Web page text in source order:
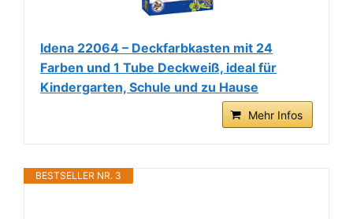
Idena 22064 – Deckfarbkasten mit 24
Farben und 1 Tube Deckweiß, ideal für
Kindergarten, Schule und zu Hause
Mehr Infos
BESTSELLER NR. 3